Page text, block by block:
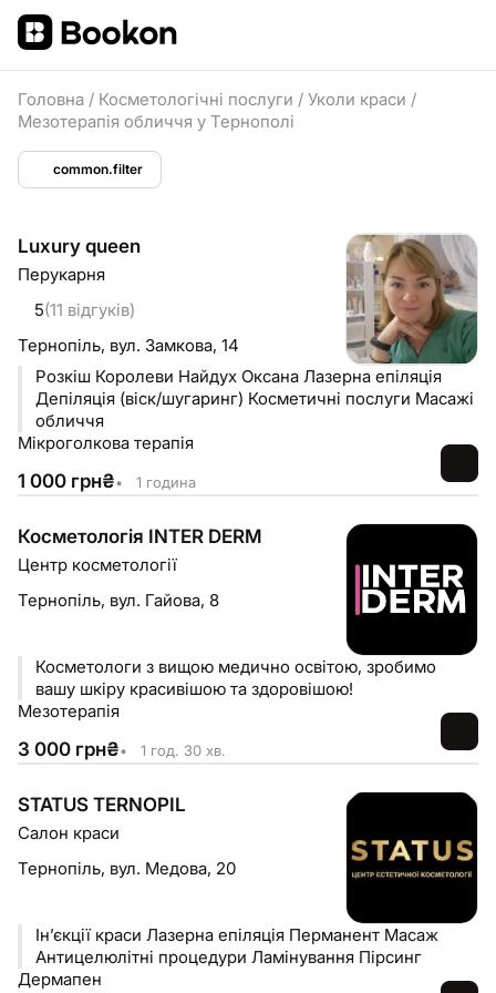
Головна / Косметологічні послуги / Уколи краси /
Мезотерапія обличчя у Тернополі
common.filter
Luxury queen
Перукарня
5(11 відгуків)
Тернопіль, вул. Замкова, 14
Розкіш Королеви Найдух Оксана Лазерна епіляція
Депіляція (віск/шугаринг) Косметичні послуги Масажі
обличчя
Мікроголкова терапія
1 000 грн₴• 1 година
Косметологія INTER DERM
Центр косметології
Тернопіль, вул. Гайова, 8
Косметологи з вищою медично освітою, зробимо
вашу шкіру красивішою та здоровішою!
Мезотерапія
3 000 грн₴• 1 год. 30 хв.
STATUS TERNOPIL
Салон краси
Тернопіль, вул. Медова, 20
Інʼєкції краси Лазерна епіляція Перманент Масаж
Антицелюлітні процедури Ламінування Пірсинг
Дермапен